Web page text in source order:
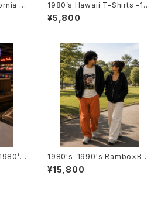
T
年
1980’s Hawaii T-Shirts -19
80年代 ハワイTシャツ-
¥5,800
トッ
ャツ-
1980's-1990's Rambo×Bus
h T-SHIRTS -1980年代～19
90年代 ランボー×ブッシュ大統
¥15,800